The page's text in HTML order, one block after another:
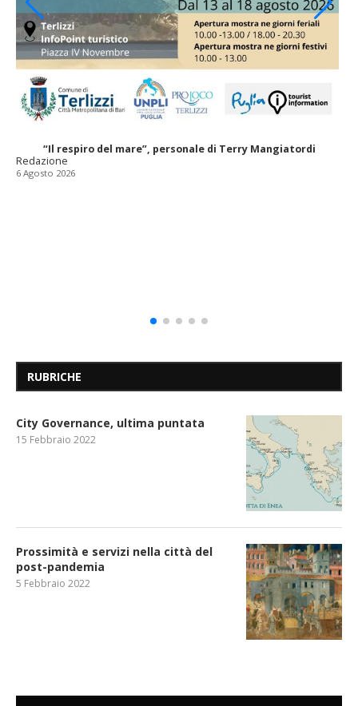
“Il respiro del mare”, personale di Terry Mangiatordi
Redazione
6 Agosto 2026
RUBRICHE
City Governance, ultima puntata
15 Febbraio 2022
Prossimità e servizi nella città del
post-pandemia
5 Febbraio 2022